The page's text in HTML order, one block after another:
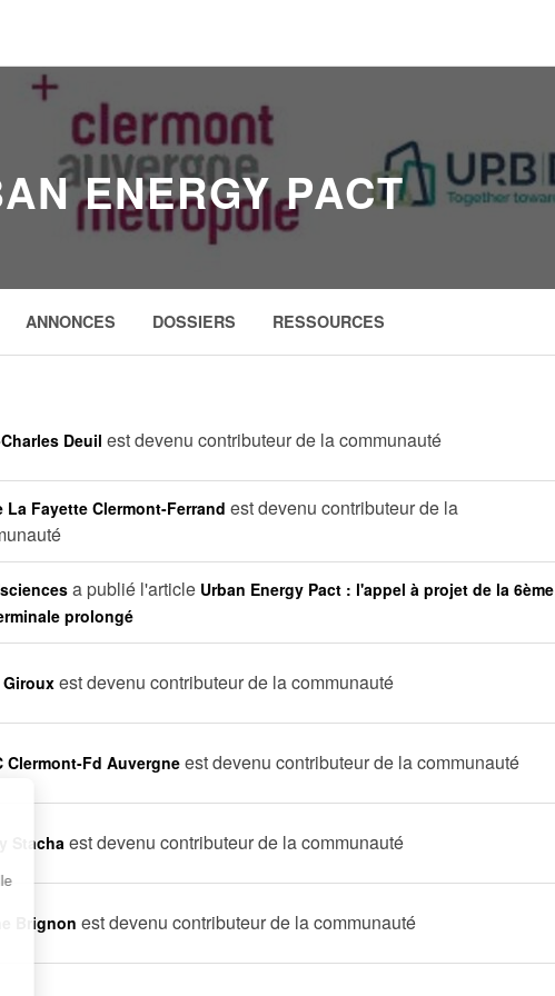
le
ENERGY PACT
ANNONCES DOSSIERS RESSOURCES
Deuil est devenu contributeur de la communauté
La Fayette Clermont-Ferrand est devenu contributeur de la
a publié l'article Urban Energy Pact : l'appel à projet de la 6ème
prolongé
est devenu contributeur de la communauté
Clermont-Fd Auvergne est devenu contributeur de la communauté
Stacha est devenu contributeur de la communauté
Brignon est devenu contributeur de la communauté